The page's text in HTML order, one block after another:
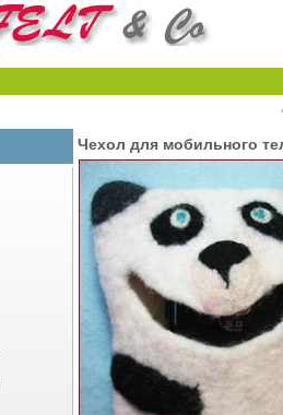
Чехол для мобильного